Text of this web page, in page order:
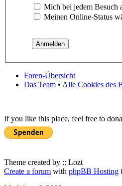
Mich bei jedem Besuch
Meinen Online-Status
Foren-Übersicht
Das Team • Alle Cookies des
If you like this place, feel free to
Theme created by :: Lozt
Create a forum with phpBB Hosting